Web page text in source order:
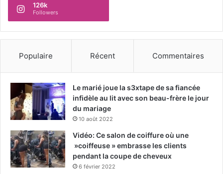
126k
Followers
Populaire Récent Commentaires
Le marié joue la s3xtape de sa fiancée
infidèle au lit avec son beau-frère le jour
du mariage
10 août 2022
Vidéo: Ce salon de coiffure où une
»coiffeuse » embrasse les clients
pendant la coupe de cheveux
6 février 2022